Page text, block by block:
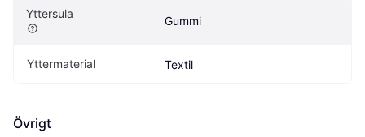
Yttersula
Gummi
Yttermaterial Textil
Övrigt